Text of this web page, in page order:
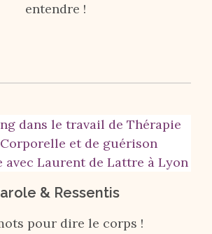
entendre !
& Ressentis
pour dire le corps !